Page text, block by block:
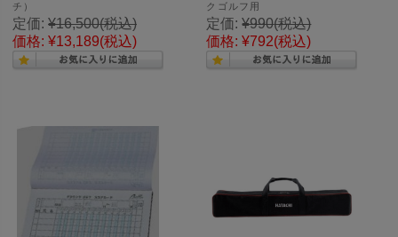
チ）
定価: ¥16,500(税込)
価格: ¥13,189(税込)
クゴルフ用
定価: ¥990(税込)
価格: ¥792(税込)